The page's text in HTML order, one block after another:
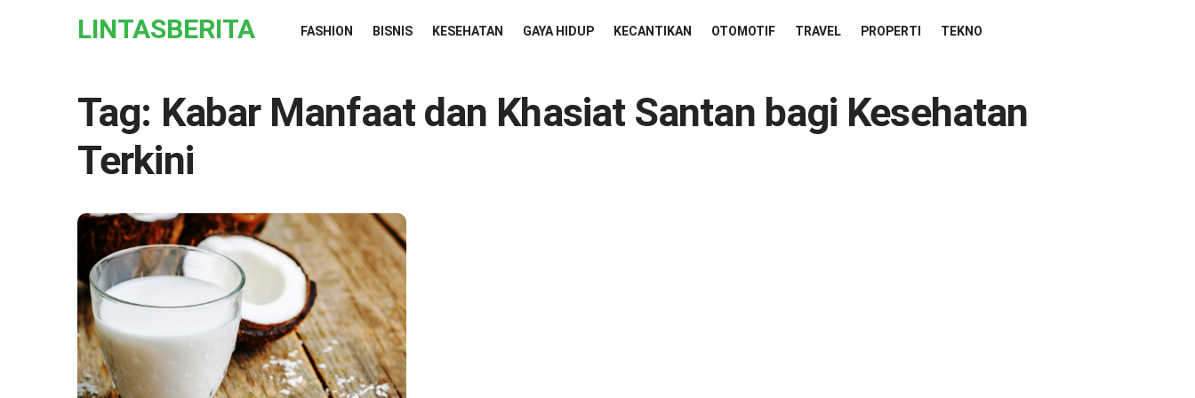
LINTASBERITA FASHION BISNIS KESEHATAN GAYA HIDUP KECANTIKAN OTOMOTIF TRAVEL PROPERTI TEKNO
Tag: Kabar Manfaat dan Khasiat Santan bagi Kesehatan
Terkini